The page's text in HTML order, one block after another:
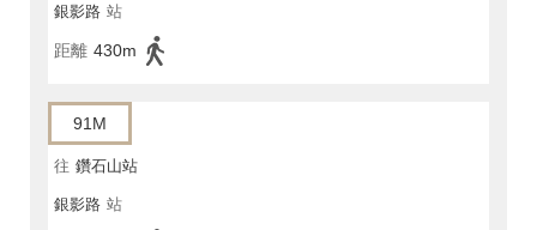
銀影路 站
距離 430m
91M
往 鑽石山站
銀影路 站